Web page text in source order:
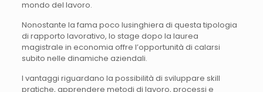
mondo del lavoro.
Nonostante la fama poco lusinghiera di questa tipologia
di rapporto lavorativo, lo stage dopo la laurea
magistrale in economia offre l’opportunità di calarsi
subito nelle dinamiche aziendali.
I vantaggi riguardano la possibilità di sviluppare skill
pratiche, apprendere metodi di lavoro, processi e